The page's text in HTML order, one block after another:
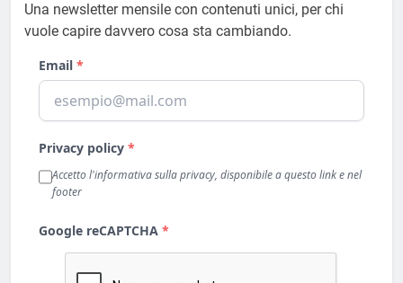
Una newsletter mensile con contenuti unici, per chi
vuole capire davvero cosa sta cambiando.